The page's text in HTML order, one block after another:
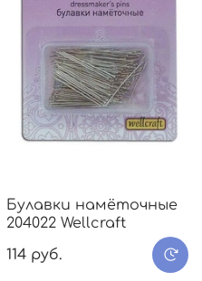
Булавки намёточные
204022 Wellcraft
114 руб.